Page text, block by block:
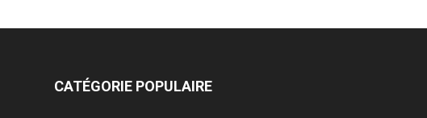
CATÉGORIE POPULAIRE